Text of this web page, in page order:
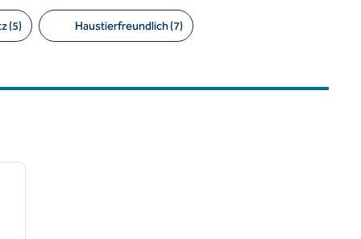
(5) Haustierfreundlich (7)
nächstes Bild